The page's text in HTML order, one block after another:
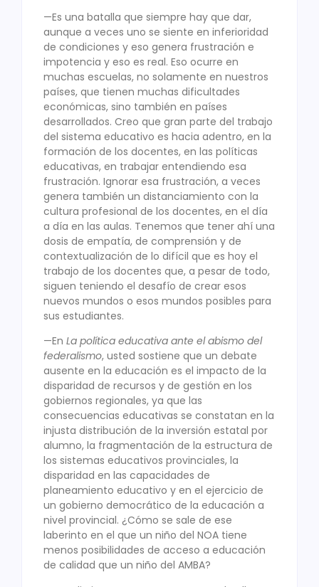
—Es una batalla que siempre hay que dar,
aunque a veces uno se siente en inferioridad
de condiciones y eso genera frustración e
impotencia y eso es real. Eso ocurre en
muchas escuelas, no solamente en nuestros
países, que tienen muchas dificultades
económicas, sino también en países
desarrollados. Creo que gran parte del trabajo
del sistema educativo es hacia adentro, en la
formación de los docentes, en las políticas
educativas, en trabajar entendiendo esa
frustración. Ignorar esa frustración, a veces
genera también un distanciamiento con la
cultura profesional de los docentes, en el día
a día en las aulas. Tenemos que tener ahí una
dosis de empatía, de comprensión y de
contextualización de lo difícil que es hoy el
trabajo de los docentes que, a pesar de todo,
siguen teniendo el desafío de crear esos
nuevos mundos o esos mundos posibles para
sus estudiantes.
—En La política educativa ante el abismo del
federalismo, usted sostiene que un debate
ausente en la educación es el impacto de la
disparidad de recursos y de gestión en los
gobiernos regionales, ya que las
consecuencias educativas se constatan en la
injusta distribución de la inversión estatal por
alumno, la fragmentación de la estructura de
los sistemas educativos provinciales, la
disparidad en las capacidades de
planeamiento educativo y en el ejercicio de
un gobierno democrático de la educación a
nivel provincial. ¿Cómo se sale de ese
laberinto en el que un niño del NOA tiene
menos posibilidades de acceso a educación
de calidad que un niño del AMBA?